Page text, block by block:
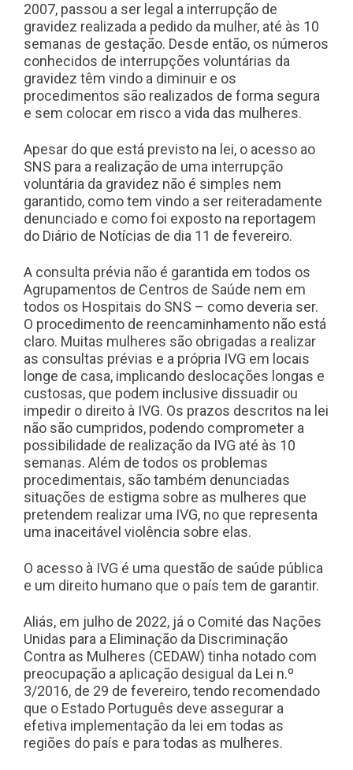
2007, passou a ser legal a interrupção de
gravidez realizada a pedido da mulher, até às 10
semanas de gestação. Desde então, os números
conhecidos de interrupções voluntárias da
gravidez têm vindo a diminuir e os
procedimentos são realizados de forma segura
e sem colocar em risco a vida das mulheres.
Apesar do que está previsto na lei, o acesso ao
SNS para a realização de uma interrupção
voluntária da gravidez não é simples nem
garantido, como tem vindo a ser reiteradamente
denunciado e como foi exposto na reportagem
do Diário de Notícias de dia 11 de fevereiro.
A consulta prévia não é garantida em todos os
Agrupamentos de Centros de Saúde nem em
todos os Hospitais do SNS – como deveria ser.
O procedimento de reencaminhamento não está
claro. Muitas mulheres são obrigadas a realizar
as consultas prévias e a própria IVG em locais
longe de casa, implicando deslocações longas e
custosas, que podem inclusive dissuadir ou
impedir o direito à IVG. Os prazos descritos na lei
não são cumpridos, podendo comprometer a
possibilidade de realização da IVG até às 10
semanas. Além de todos os problemas
procedimentais, são também denunciadas
situações de estigma sobre as mulheres que
pretendem realizar uma IVG, no que representa
uma inaceitável violência sobre elas.
O acesso à IVG é uma questão de saúde pública
e um direito humano que o país tem de garantir.
Aliás, em julho de 2022, já o Comité das Nações
Unidas para a Eliminação da Discriminação
Contra as Mulheres (CEDAW) tinha notado com
preocupação a aplicação desigual da Lei n.º
3/2016, de 29 de fevereiro, tendo recomendado
que o Estado Português deve assegurar a
efetiva implementação da lei em todas as
regiões do país e para todas as mulheres.